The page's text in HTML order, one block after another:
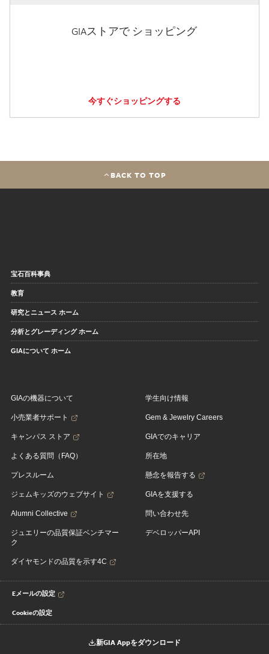
GIAストアで ショッピング
今すぐショッピングする
BACK TO TOP
宝石百科事典
教育
研究とニュース ホーム
分析とグレーディング ホーム
GIAについて ホーム
GIAの機器について
小売業者サポート
キャンパス ストア
よくある質問（FAQ）
プレスルーム
ジェムキッズのウェブサイト
Alumni Collective
ジュエリーの品質保証ベンチマー
ク
ダイヤモンドの品質を示す4C
学生向け情報
Gem & Jewelry Careers
GIAでのキャリア
所在地
懸念を報告する
GIAを支援する
問い合わせ先
デベロッパーAPI
Eメールの設定
Cookieの設定
新GIA Appをダウンロード